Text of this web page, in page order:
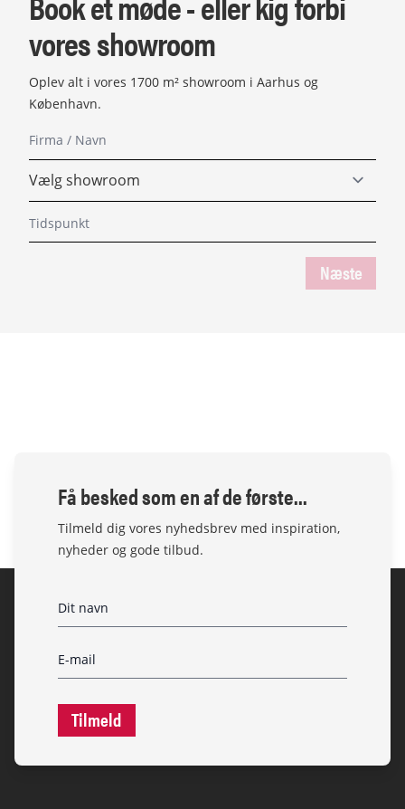
vores showroom
Oplev alt i vores 1700 m² showroom i Aarhus og
København.
Næste
Få besked som en af de første...
Tilmeld dig vores nyhedsbrev med inspiration,
nyheder og gode tilbud.
Tilmeld